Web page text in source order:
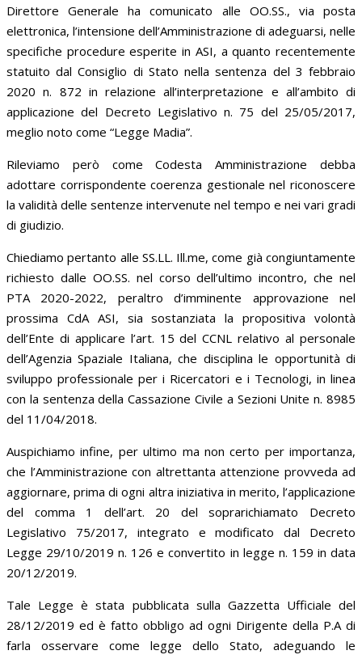
Direttore Generale ha comunicato alle OO.SS., via posta
elettronica, l’intensione dell’Amministrazione di adeguarsi, nelle
specifiche procedure esperite in ASI, a quanto recentemente
statuito dal Consiglio di Stato nella sentenza del 3 febbraio
2020 n. 872 in relazione all’interpretazione e all’ambito di
applicazione del Decreto Legislativo n. 75 del 25/05/2017,
meglio noto come “Legge Madia”.
Rileviamo però come Codesta Amministrazione debba
adottare corrispondente coerenza gestionale nel riconoscere
la validità delle sentenze intervenute nel tempo e nei vari gradi
di giudizio.
Chiediamo pertanto alle SS.LL. Ill.me, come già congiuntamente
richiesto dalle OO.SS. nel corso dell’ultimo incontro, che nel
PTA 2020-2022, peraltro d’imminente approvazione nel
prossima CdA ASI, sia sostanziata la propositiva volontà
dell’Ente di applicare l’art. 15 del CCNL relativo al personale
dell’Agenzia Spaziale Italiana, che disciplina le opportunità di
sviluppo professionale per i Ricercatori e i Tecnologi, in linea
con la sentenza della Cassazione Civile a Sezioni Unite n. 8985
del 11/04/2018.
Auspichiamo infine, per ultimo ma non certo per importanza,
che l’Amministrazione con altrettanta attenzione provveda ad
aggiornare, prima di ogni altra iniziativa in merito, l’applicazione
del comma 1 dell’art. 20 del soprarichiamato Decreto
Legislativo 75/2017, integrato e modificato dal Decreto
Legge 29/10/2019 n. 126 e convertito in legge n. 159 in data
20/12/2019.
Tale Legge è stata pubblicata sulla Gazzetta Ufficiale del
28/12/2019 ed è fatto obbligo ad ogni Dirigente della P.A di
farla osservare come legge dello Stato, adeguando le